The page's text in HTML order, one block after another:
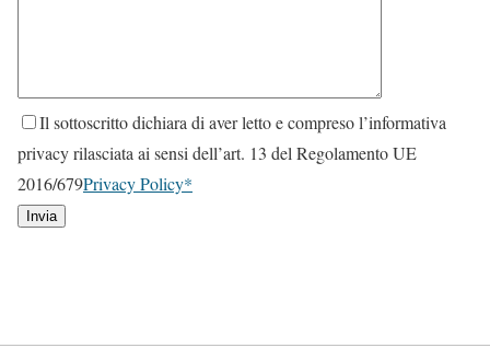
Il sottoscritto dichiara di aver letto e compreso l’informativa
privacy rilasciata ai sensi dell’art. 13 del Regolamento UE
2016/679Privacy Policy*